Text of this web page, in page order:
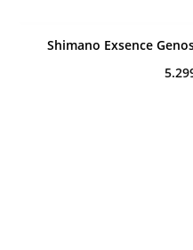
Shimano Exsence